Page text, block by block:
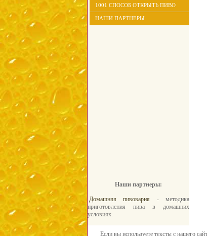
1001 СПОСОБ ОТКРЫТЬ ПИВО
НАШИ ПАРТНЕРЫ
Наши партнеры:
Домашняя пивоварня - методика
приготовления пива в домашних
условиях.
Если вы используете тексты с нашего